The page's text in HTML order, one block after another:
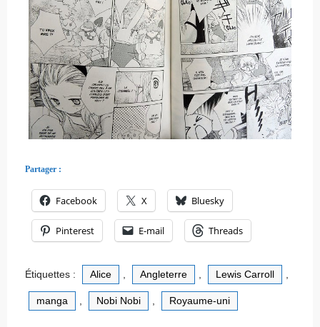
Partager :
Facebook X Bluesky
Pinterest E-mail Threads
Étiquettes : Alice Angleterre Lewis Carroll
manga Nobi Nobi Royaume-uni